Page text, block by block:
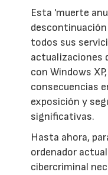
Esta 'muerte
todos sus
actualizaciones
con Windows
consecuencias
exposición y
significativas.
Hasta ahora,
ordenador
cibercriminal